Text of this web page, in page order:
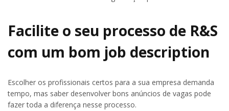
Facilite o seu processo de R&S
com um bom job description
Escolher os profissionais certos para a sua empresa demanda
tempo, mas saber desenvolver bons anúncios de vagas pode
fazer toda a diferença nesse processo.